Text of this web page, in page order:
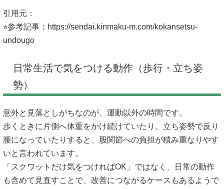
引用元：
⭐︎参考記事： https://sendai.kinmaku-m.com/kokansetsu-
undougo
日常生活で気をつける動作（歩行・立ち姿
勢）
意外と見落としがちなのが、運動以外の時間です。
歩くときに片側へ体重をかけ続けていたり、立ち姿勢で反り
腰になっていたりすると、股関節への負担が積み重なりやす
いと言われています。
「スクワットだけ気をつければOK」ではなく、日常の動作
も含めて見直すことで、改善につながるケースもあるようで